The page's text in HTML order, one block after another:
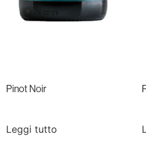
Pinot Noir
Leggi tutto